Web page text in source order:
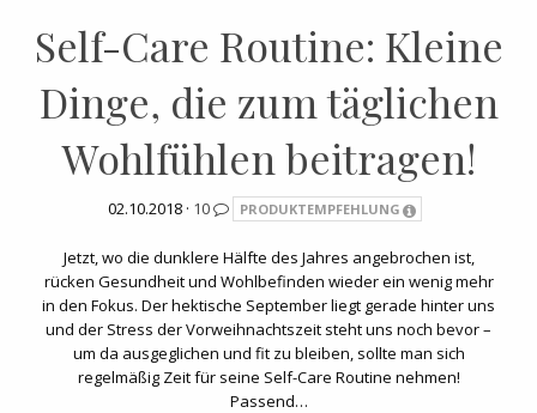
Self-Care Routine: Kleine
Dinge, die zum täglichen
Wohlfühlen beitragen!
02.10.2018 · 10 PRODUKTEMPFEHLUNG
Jetzt, wo die dunklere Hälfte des Jahres angebrochen ist,
rücken Gesundheit und Wohlbefinden wieder ein wenig mehr
in den Fokus. Der hektische September liegt gerade hinter uns
und der Stress der Vorweihnachtszeit steht uns noch bevor –
um da ausgeglichen und fit zu bleiben, sollte man sich
regelmäßig Zeit für seine Self-Care Routine nehmen!
Passend…